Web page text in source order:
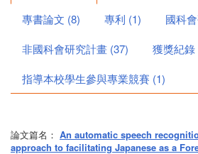
專書論文 (8) 專利 (1) 國科
非國科會研究計畫 (37) 獲獎紀錄
指導本校學生參與專業競賽 (1)
論文篇名： An automatic speech
approach to facilitating Japanese as a